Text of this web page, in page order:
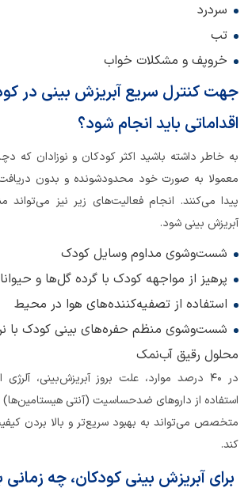
سردرد
تب
خروپف و مشکلات خواب
جهت کنترل سریع آبریزش بینی در
اقداماتی باید انجام شود؟
به خاطر داشته باشید اکثر کودکان و نوزادان که
معمولا به صورت خود محدود‌شونده و بدون دریافت
پیدا می‌کنند. انجام فعالیت‌های زیر نیز می‌تواند
آبریزش بینی شود.
شست‌و‌شوی مداوم وسایل کودک
پرهیز از مواجهه کودک با گرده گل‌ها و
استفاده از تصفیه‌کننده‌های هوا در محیط
شست‌و‌شوی منظم حفره‌های بینی کودک با
محلول رقیق آب‌نمک
در 40 درصد موارد، علت بروز آبریزش‌بینی،
استفاده از داروهای ضدحساسیت (آنتی
متخصص می‌تواند به بهبود سریع‌تر و بالا بردن
کند.
برای آبریزش بینی کودکان، چه